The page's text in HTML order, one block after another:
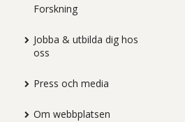
Forskning
Jobba & utbilda dig hos
oss
Press och media
Om webbplatsen